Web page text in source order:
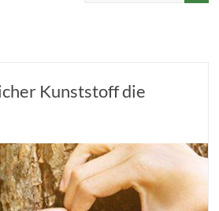
Kunststoff die